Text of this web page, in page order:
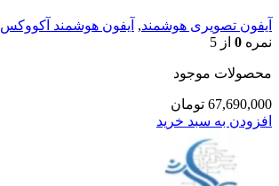
آیفون تصویری هوشمند, آیفون هوشمند آکووکس Akuvox
نمره 0 از 5
محصولات موجود
67,690,000 تومان
افزودن به سبد خرید